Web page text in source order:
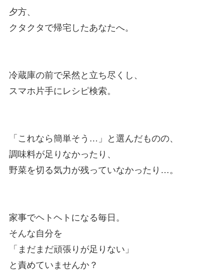
夕方、
クタクタで帰宅したあなたへ。
冷蔵庫の前で呆然と立ち尽くし、
スマホ片手にレシピ検索。
「これなら簡単そう…」と選んだものの、
調味料が足りなかったり、
野菜を切る気力が残っていなかったり…。
家事でヘトヘトになる毎日。
そんな自分を
「まだまだ頑張りが足りない」
と責めていませんか？